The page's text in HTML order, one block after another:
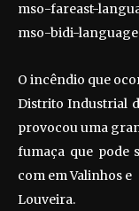
mso-fareast-
mso-bidi-
O incêndio que
Distrito Industrial
provocou uma
fumaça que pode
com em Valinhos e
Louveira.